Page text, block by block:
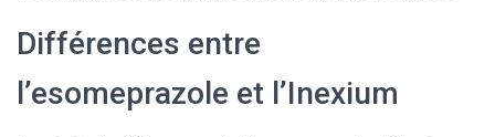
Différences entre
l’esomeprazole et l’Inexium